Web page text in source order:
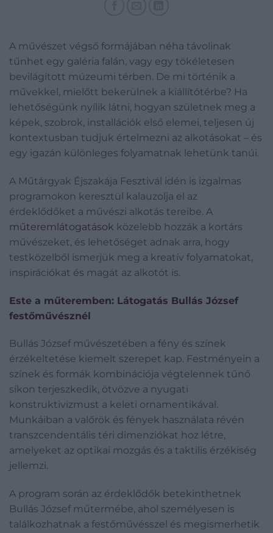
A művészet végső formájában néha távolinak
tűnhet egy galéria falán, vagy egy tökéletesen
bevilágított múzeumi térben. De mi történik a
művekkel, mielőtt bekerülnek a kiállítótérbe? Ha
lehetőségünk nyílik látni, hogyan születnek meg a
képek, szobrok, installációk első elemei, teljesen új
kontextusban tudjuk értelmezni az alkotásokat – és
egy igazán különleges folyamatnak lehetünk tanúi.
A Műtárgyak Éjszakája Fesztivál idén is izgalmas
programokon keresztül kalauzolja el az
érdeklődőket a művészi alkotás tereibe. A
műteremlátogatások közelebb hozzák a kortárs
művészeket, és lehetőséget adnak arra, hogy
testközelből ismerjük meg a kreatív folyamatokat,
inspirációkat és magát az alkotót is.
Este a műteremben: Látogatás Bullás József
festőművésznél
Bullás József művészetében a fény és színek
érzékeltetése kiemelt szerepet kap. Festményein a
színek és formák kombinációja végtelennek tűnő
síkon terjeszkedik, ötvözve a nyugati
konstruktivizmust a keleti ornamentikával.
Munkáiban a valőrök és fények használata révén
transzcendentális téri dimenziókat hoz létre,
amelyeket az optikai mozgás és a taktilis érzékiség
jellemzi.
A program során az érdeklődők betekinthetnek
Bullás József műtermébe, ahol személyesen is
találkozhatnak a festőművésszel és megismerhetik